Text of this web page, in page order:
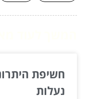
חשיפת
נעלות